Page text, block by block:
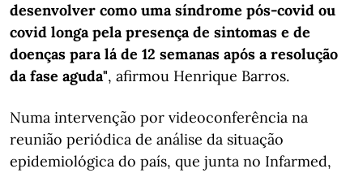
desenvolver como uma síndrome pós-covid ou
covid longa pela presença de sintomas e de
doenças para lá de 12 semanas após a resolução
da fase aguda", afirmou Henrique Barros.
Numa intervenção por videoconferência na
reunião periódica de análise da situação
epidemiológica do país, que junta no Infarmed,